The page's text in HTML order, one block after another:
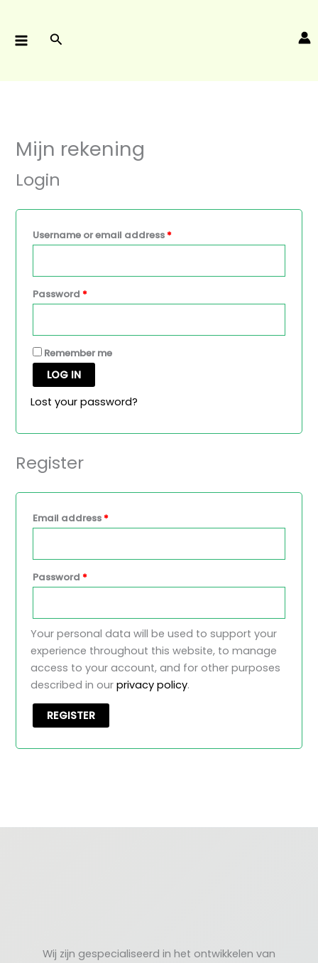
content
Search
Mijn rekening
Login
Username or email address *
Password *
Remember me
LOG IN
Lost your password?
Register
Email address *
Password *
Your personal data will be used to support your
experience throughout this website, to manage
access to your account, and for other purposes
described in ourprivacy policy.
REGISTER
Wij zijn gespecialiseerd in het ontwikkelen van